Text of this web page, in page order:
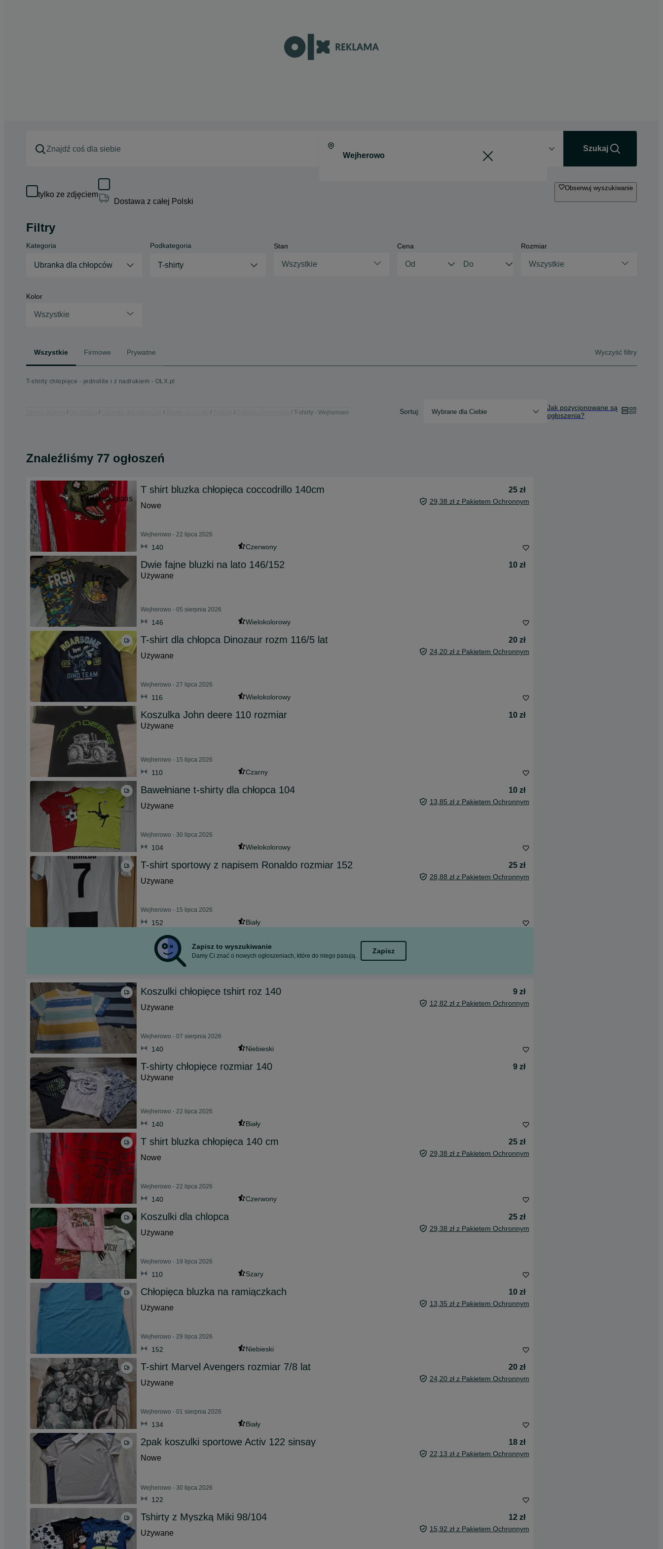
Szukaj
tylko ze zdjęciem
Dostawa z całej Polski
Obserwuj wyszukiwanie
Filtry
Kategoria
Ubranka dla chłopców
Podkategoria
T-shirty
Stan
Wszystkie
Cena Rozmiar
Wszystkie
Kolor
Wszystkie
Wszystkie Firmowe Prywatne Wyczyść filtry
T-shirty chłopięce - jednolite i z nadrukiem - OLX.pl
T-shirty - Wejherowo Sortuj: Wybrane dla Ciebie
Jak pozycjonowane są
ogłoszenia?
Znaleźliśmy 77 ogłoszeń
Dostawa gratis
T shirt bluzka chłopięca coccodrillo 140cm
25 zł
Nowe
29,38 zł z Pakietem Ochronnym
Wejherowo - 22 lipca 2026
140 Czerwony
Dwie fajne bluzki na lato 146/152
10 zł
Używane
Wejherowo - 05 sierpnia 2026
146 Wielokolorowy
T-shirt dla chłopca Dinozaur rozm 116/5 lat
20 zł
Używane
24,20 zł z Pakietem Ochronnym
Wejherowo - 27 lipca 2026
116 Wielokolorowy
Koszulka John deere 110 rozmiar
10 zł
Używane
Wejherowo - 15 lipca 2026
110 Czarny
Bawełniane t-shirty dla chłopca 104
10 zł
Używane
13,85 zł z Pakietem Ochronnym
Wejherowo - 30 lipca 2026
104 Wielokolorowy
T-shirt sportowy z napisem Ronaldo rozmiar 152
25 zł
Używane
28,88 zł z Pakietem Ochronnym
Wejherowo - 15 lipca 2026
152 Biały
Zapisz to wyszukiwanie
Damy Ci znać o nowych ogłoszeniach, które do niego pasują.
Zapisz
Koszulki chłopięce tshirt roz 140
9 zł
Używane
12,82 zł z Pakietem Ochronnym
Wejherowo - 07 sierpnia 2026
140 Niebieski
T-shirty chłopięce rozmiar 140
9 zł
Używane
Wejherowo - 22 lipca 2026
140 Biały
T shirt bluzka chłopięca 140 cm
25 zł
Nowe
29,38 zł z Pakietem Ochronnym
Wejherowo - 22 lipca 2026
140 Czerwony
Koszulki dla chlopca
25 zł
Używane
29,38 zł z Pakietem Ochronnym
Wejherowo - 19 lipca 2026
110 Szary
Chłopięca bluzka na ramiączkach
10 zł
Używane
13,35 zł z Pakietem Ochronnym
Wejherowo - 29 lipca 2026
152 Niebieski
T-shirt Marvel Avengers rozmiar 7/8 lat
20 zł
Używane
24,20 zł z Pakietem Ochronnym
Wejherowo - 01 sierpnia 2026
134 Biały
2pak koszulki sportowe Activ 122 sinsay
18 zł
Nowe
22,13 zł z Pakietem Ochronnym
Wejherowo - 30 lipca 2026
122
Tshirty z Myszką Miki 98/104
12 zł
Używane
15,92 zł z Pakietem Ochronnym